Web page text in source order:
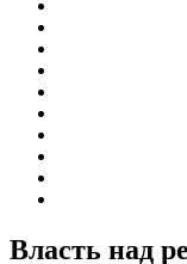
Власть над